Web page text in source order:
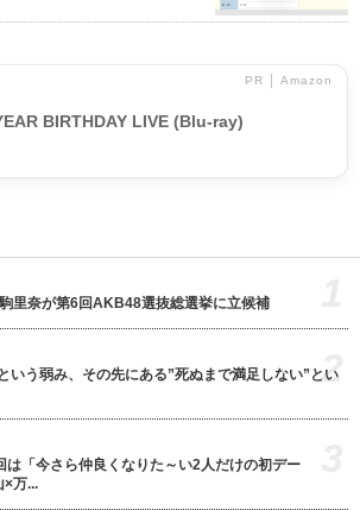
PR │ Amazon
BIRTHDAY LIVE (Blu-ray)
里奈が第6回AKB48選抜総選挙に立候補
いう弱み、その先にある”死ぬまで満足しない”とい
2
は「今さら仲良くなりた～い2人だけの初デー
×万...